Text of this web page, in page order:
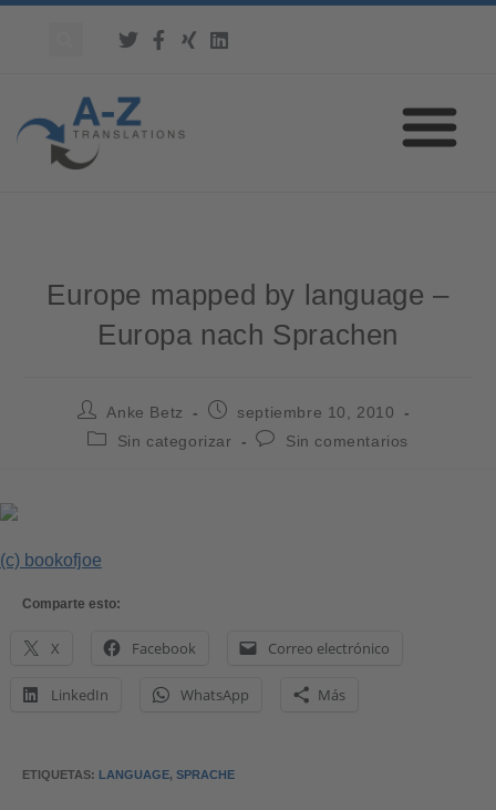
Europe mapped by language –
Europa nach Sprachen
Anke Betz
septiembre 10, 2010
Sin categorizar
Sin comentarios
(c) bookofjoe
Comparte esto:
X Facebook Correo electrónico
LinkedIn WhatsApp Más
ETIQUETAS: LANGUAGE, SPRACHE